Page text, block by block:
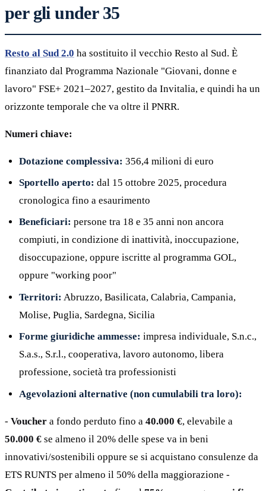
per gli under 35
Resto al Sud 2.0 ha sostituito il vecchio Resto al Sud. È
finanziato dal Programma Nazionale "Giovani, donne e
lavoro" FSE+ 2021–2027, gestito da Invitalia, e quindi ha un
orizzonte temporale che va oltre il PNRR.
Numeri chiave:
Dotazione complessiva: 356,4 milioni di euro
Sportello aperto: dal 15 ottobre 2025, procedura
cronologica fino a esaurimento
Beneficiari: persone tra 18 e 35 anni non ancora
compiuti, in condizione di inattività, inoccupazione,
disoccupazione, oppure iscritte al programma GOL,
oppure "working poor"
Territori: Abruzzo, Basilicata, Calabria, Campania,
Molise, Puglia, Sardegna, Sicilia
Forme giuridiche ammesse: impresa individuale, S.n.c.,
S.a.s., S.r.l., cooperativa, lavoro autonomo, libera
professione, società tra professionisti
Agevolazioni alternative (non cumulabili tra loro):
- Voucher a fondo perduto fino a 40.000 €, elevabile a
50.000 € se almeno il 20% delle spese va in beni
innovativi/sostenibili oppure se si acquistano consulenze da
ETS RUNTS per almeno il 50% della maggiorazione -